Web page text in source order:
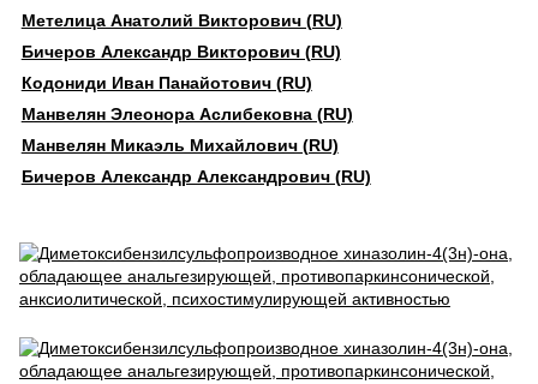
Метелица Анатолий Викторович (RU)
Бичеров Александр Викторович (RU)
Кодониди Иван Панайотович (RU)
Манвелян Элеонора Аслибековна (RU)
Манвелян Микаэль Михайлович (RU)
Бичеров Александр Александрович (RU)